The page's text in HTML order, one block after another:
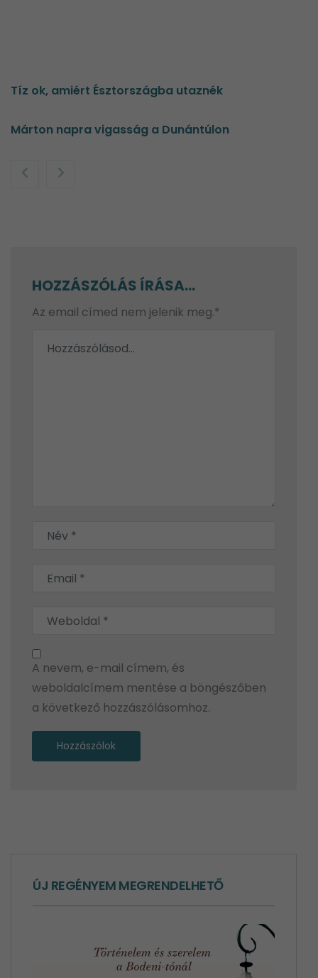
Tíz ok, amiért Észtországba utaznék
Márton napra vigasság a Dunántúlon
HOZZÁSZÓLÁS ÍRÁSA...
Az email címed nem jelenik meg.*
A nevem, e-mail címem, és
weboldalcímem mentése a böngészőben
a következő hozzászólásomhoz.
ÚJ REGÉNYEM MEGRENDELHETŐ